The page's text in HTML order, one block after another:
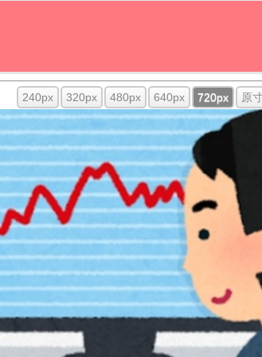
240px 320px 480px 640px 720px 原